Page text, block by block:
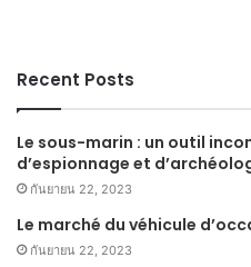
Recent Posts
Le sous-marin : un outil
d’espionnage et
กันยายน 22, 2023
Le marché du véhicule
กันยายน 22, 2023